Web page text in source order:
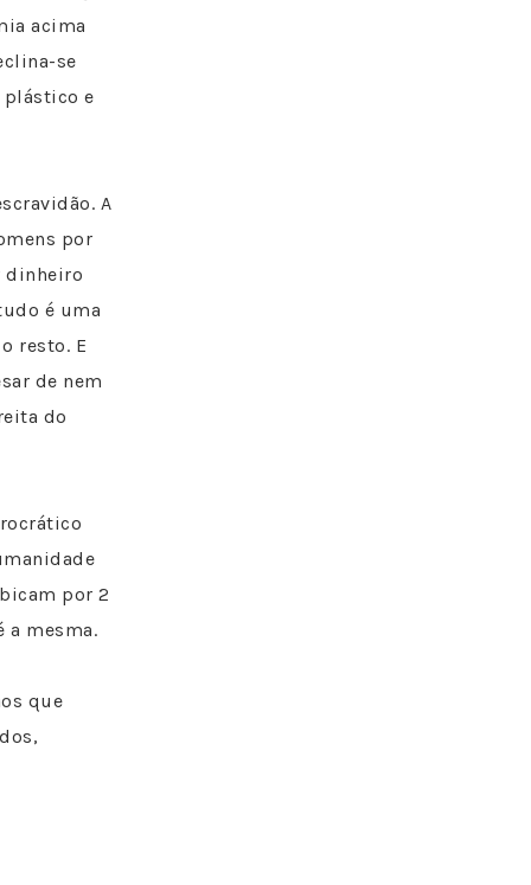
acima
se
plástico e
A
por
dinheiro
é uma
resto. E
de nem
do
por 2
a mesma.
que